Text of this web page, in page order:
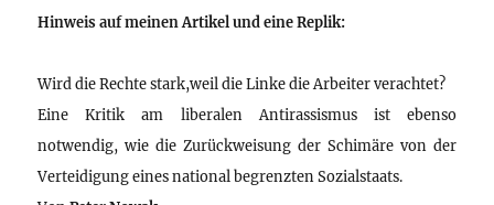
Hinweis auf meinen Artikel und eine Replik:
Wird die Rechte stark,weil die Linke die Arbeiter verachtet?
Eine Kritik am liberalen Antirassismus ist ebenso
notwendig, wie die Zurückweisung der Schimäre von der
Verteidigung eines national begrenzten Sozialstaats.